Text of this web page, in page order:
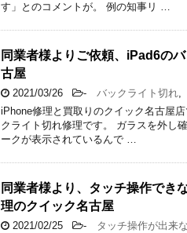
す」とのコメントが。 例の知事リ …
同業者様よりご依頼、iPad6の
古屋
2021/03/26 - バックライト切れ,
iPhone修理と買取りのクイック名古屋
クライト切れ修理です。 ガラスを外し
ークが表示されているんで …
同業者様より、タッチ操作でき
理のクイック名古屋
2021/02/25 - タッチ操作が出来